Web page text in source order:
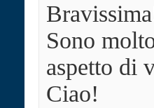
Sono
aspetto di
Ciao!